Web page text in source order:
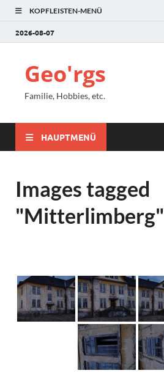
KOPFLEISTEN-MENÜ
2026-08-07
Geo'rgs
Familie, Hobbies, etc.
HAUPTMENÜ
Images tagged
"Mitterlimberg"